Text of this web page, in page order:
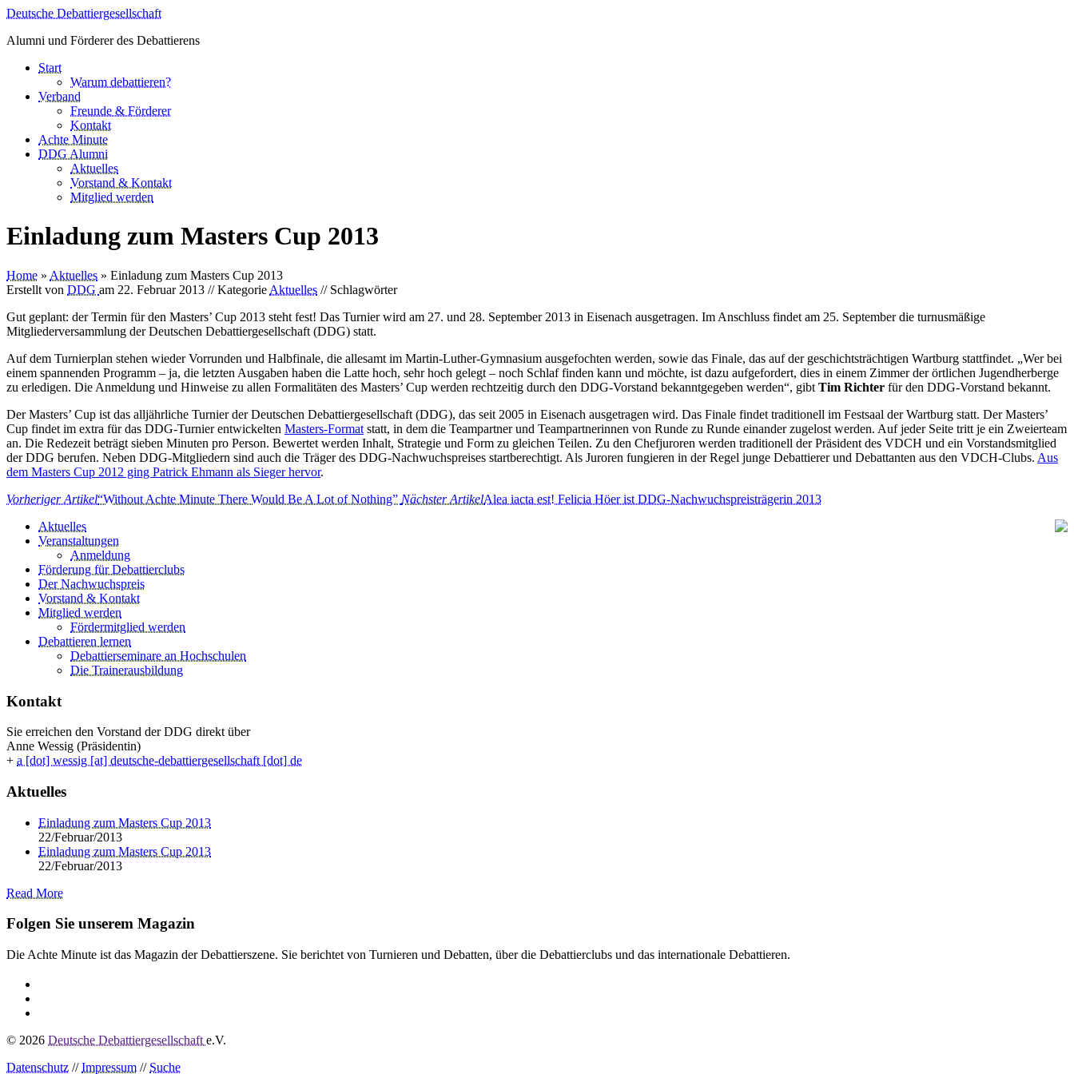
Deutsche Debattiergesellschaft
Alumni und Förderer des Debattierens
Start
Warum debattieren?
Verband
Freunde & Förderer
Kontakt
Achte Minute
DDG Alumni
Aktuelles
Vorstand & Kontakt
Mitglied werden
Einladung zum Masters Cup 2013
Home » Aktuelles » Einladung zum Masters Cup 2013
Erstellt von DDG am 22. Februar 2013 // Kategorie Aktuelles // Schlagwörter
Gut geplant: der Termin für den Masters’ Cup 2013 steht fest! Das Turnier wird am 27. und 28. September 2013 in Eisenach ausgetragen. Im Anschluss findet am 25. September die turnusmäßige
Mitgliederversammlung der Deutschen Debattiergesellschaft (DDG) statt.
Auf dem Turnierplan stehen wieder Vorrunden und Halbfinale, die allesamt im Martin-Luther-Gymnasium ausgefochten werden, sowie das Finale, das auf der geschichtsträchtigen Wartburg stattfindet. „Wer bei
einem spannenden Programm – ja, die letzten Ausgaben haben die Latte hoch, sehr hoch gelegt – noch Schlaf finden kann und möchte, ist dazu aufgefordert, dies in einem Zimmer der örtlichen Jugendherberge
zu erledigen. Die Anmeldung und Hinweise zu allen Formalitäten des Masters’ Cup werden rechtzeitig durch den DDG-Vorstand bekanntgegeben werden“, gibt Tim Richter für den DDG-Vorstand bekannt.
Der Masters’ Cup ist das alljährliche Turnier der Deutschen Debattiergesellschaft (DDG), das seit 2005 in Eisenach ausgetragen wird. Das Finale findet traditionell im Festsaal der Wartburg statt. Der Masters’
Cup findet im extra für das DDG-Turnier entwickelten Masters-Format statt, in dem die Teampartner und Teampartnerinnen von Runde zu Runde einander zugelost werden. Auf jeder Seite tritt je ein Zweierteam
an. Die Redezeit beträgt sieben Minuten pro Person. Bewertet werden Inhalt, Strategie und Form zu gleichen Teilen. Zu den Chefjuroren werden traditionell der Präsident des VDCH und ein Vorstandsmitglied
der DDG berufen. Neben DDG-Mitgliedern sind auch die Träger des DDG-Nachwuchspreises startberechtigt. Als Juroren fungieren in der Regel junge Debattierer und Debattanten aus den VDCH-Clubs. Aus
dem Masters Cup 2012 ging Patrick Ehmann als Sieger hervor.
Vorheriger Artikel“Without Achte Minute There Would Be A Lot of Nothing” Nächster ArtikelAlea iacta est! Felicia Höer ist DDG-Nachwuchspreisträgerin 2013
Aktuelles
Veranstaltungen
Anmeldung
Förderung für Debattierclubs
Der Nachwuchspreis
Vorstand & Kontakt
Mitglied werden
Fördermitglied werden
Debattieren lernen
Debattierseminare an Hochschulen
Die Trainerausbildung
Kontakt
Sie erreichen den Vorstand der DDG direkt über
Anne Wessig (Präsidentin)
+ a [dot] wessig [at] deutsche-debattiergesellschaft [dot] de
Aktuelles
Einladung zum Masters Cup 2013
22/Februar/2013
Einladung zum Masters Cup 2013
22/Februar/2013
Read More
Folgen Sie unserem Magazin
Die Achte Minute ist das Magazin der Debattierszene. Sie berichtet von Turnieren und Debatten, über die Debattierclubs und das internationale Debattieren.
© 2026 Deutsche Debattiergesellschaft e.V.
Datenschutz //Impressum // Suche